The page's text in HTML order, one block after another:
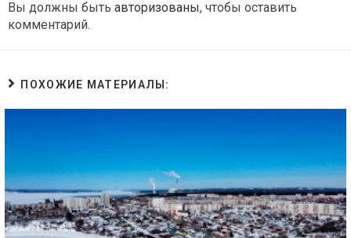
Вы должны быть авторизованы, чтобы оставить
комментарий.
ПОХОЖИЕ МАТЕРИАЛЫ: